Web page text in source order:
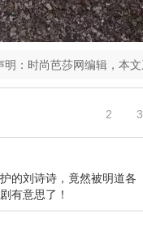
：时尚芭莎网编辑，本
2 3
的刘诗诗，竟然被明道各
有意思了！